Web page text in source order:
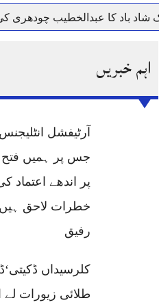
کی پریس کانفرنس
اہم خبریں
آرٹیفشل
پر اندھے
خطرات لاحق
رفیق
طلائی زیورات لے